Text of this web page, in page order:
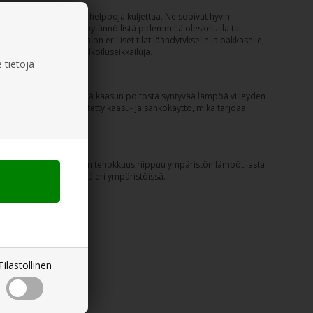
tietoja
ovat kompakteja ja helppoja kuljettaa. Ne sopivat hyvin
juomille, mikä on käytännöllistä pidemmillä oleskeluilla tai
Joissakin malleissa on erilliset tilat jäähdytykselle ja pakkaselle,
voi parantaa ulkoiluseikkailuja.
joka käyttää kaasun poltosta syntyvää lämpöä viileyden
on myös yhdistetty kaasu- ja sähkökäyttö, mikä tarjoaa
kaasupullolla. Niiden tehokkuus riippuu ympäristön lämpötilasta
niiden käytettävyyttä eri ympäristöissä.